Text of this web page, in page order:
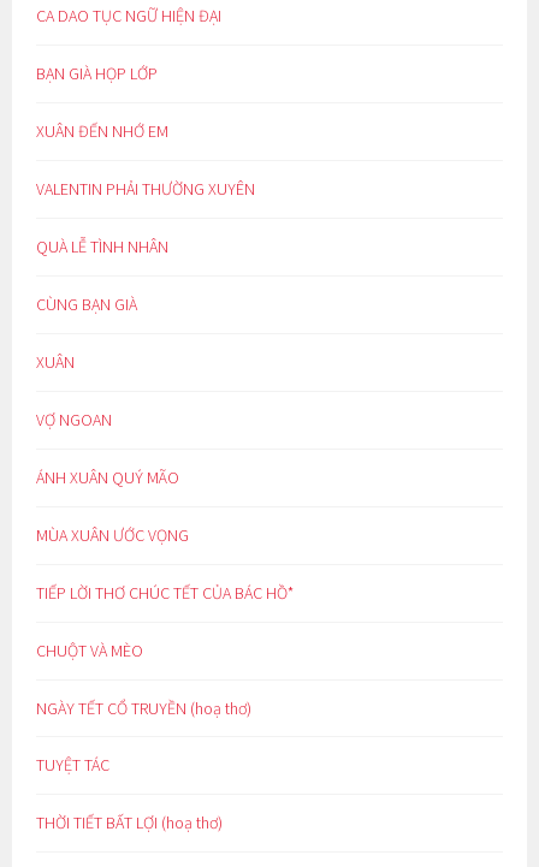
CA DAO TỤC NGỮ HIỆN ĐẠI
BẠN GIÀ HỌP LỚP
XUÂN ĐẾN NHỚ EM
VALENTIN PHẢI THƯỜNG XUYÊN
QUÀ LỄ TÌNH NHÂN
CÙNG BẠN GIÀ
XUÂN
VỢ NGOAN
ÁNH XUÂN QUÝ MÃO
MÙA XUÂN ƯỚC VỌNG
TIẾP LỜI THƠ CHÚC TẾT CỦA BÁC HỒ*
CHUỘT VÀ MÈO
NGÀY TẾT CỔ TRUYỀN (hoạ thơ)
TUYỆT TÁC
THỜI TIẾT BẤT LỢI (hoạ thơ)